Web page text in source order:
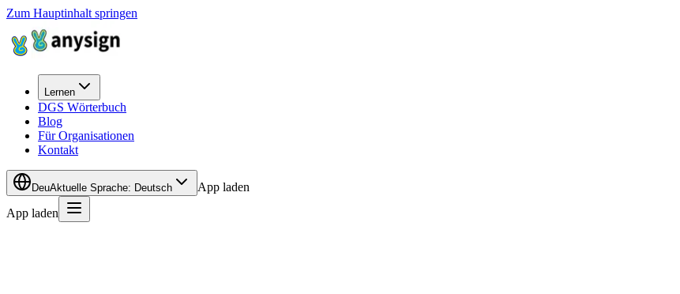
Zum Hauptinhalt springen
Lernen
DGS Wörterbuch
Blog
Für Organisationen
Kontakt
DeuAktuelle Sprache: Deutsch
App laden
App laden